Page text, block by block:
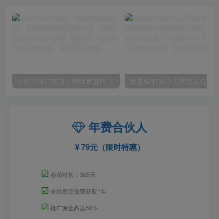
小红书冷门赛道，教师寒暑假项目，多种连环套的变现方式，还能矩阵操作放大收益【揭秘】
年费合伙人
79元（限时特惠）
☑ 会员时长：365天
☑ 全站资源免费获取1年
☑ 推广佣金高达50％